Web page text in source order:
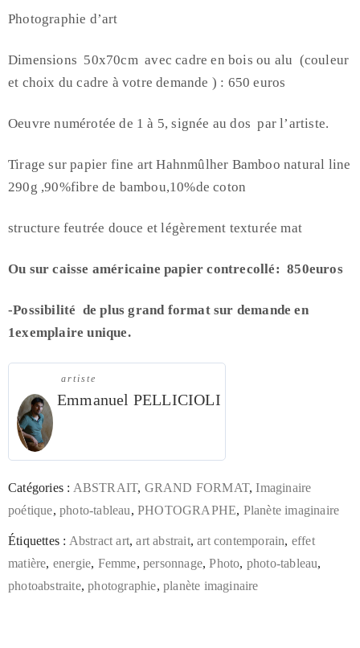
Photographie d’art
Dimensions 50x70cm avec cadre en bois ou alu (couleur
et choix du cadre à votre demande ) : 650 euros
Oeuvre numérotée de 1 à 5, signée au dos par l’artiste.
Tirage sur papier fine art Hahnmûlher Bamboo natural line
290g ,90%fibre de bambou,10%de coton
structure feutrée douce et légèrement texturée mat
Ou sur caisse américaine papier contrecollé: 850euros
-Possibilité de plus grand format sur demande en
1exemplaire unique.
artiste
Emmanuel PELLICIOLI
Catégories : ABSTRAIT, GRAND FORMAT,Imaginaire
poétique,photo-tableau,PHOTOGRAPHE, Planète imaginaire
Étiquettes : Abstract art,art abstrait,art contemporain, effet
matière, energie, Femme,personnage,Photo, photo-tableau,
photoabstraite,photographie,planète imaginaire